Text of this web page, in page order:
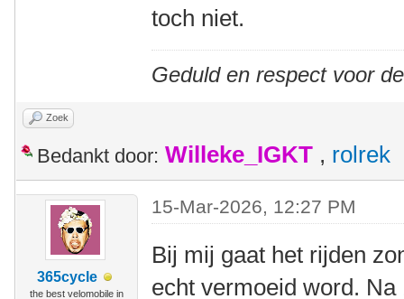
toch niet.
Geduld en respect voor
Zoek
Bedankt door: Willeke_IGKT , rolrek
365cycle
the best velomobile in
15-Mar-2026, 12:27 PM
Bij mij gaat het rijden
echt vermoeid word.